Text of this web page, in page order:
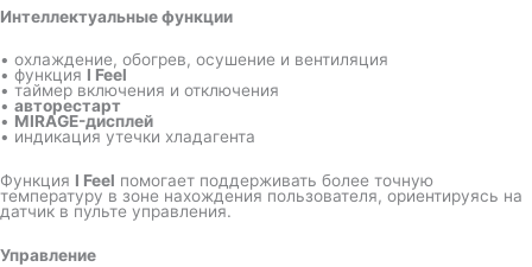
Интеллектуальные функции
• охлаждение, обогрев, осушение и вентиляция
• функция I Feel
• таймер включения и отключения
• авторестарт
• MIRAGE-дисплей
• индикация утечки хладагента
Функция I Feel помогает поддерживать более точную
температуру в зоне нахождения пользователя, ориентируясь на
датчик в пульте управления.
Управление